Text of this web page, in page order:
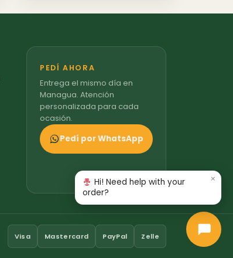
PEDÍ AHORA
Entrega el mismo día en
Managua. Atención
personalizada para cada
ocasión.
Pedí por WhatsApp
Visa Mastercard PayPal Zelle
×
Hi! Need help with your
order?